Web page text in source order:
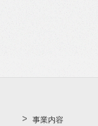
事業内容